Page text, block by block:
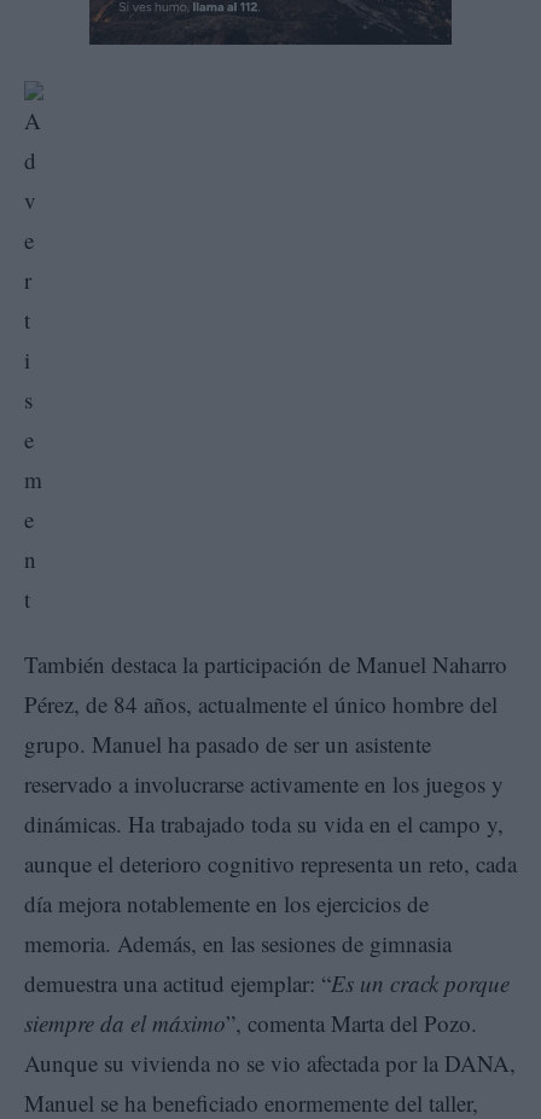
También destaca la participación de Manuel Naharro
Pérez, de 84 años, actualmente el único hombre del
grupo. Manuel ha pasado de ser un asistente
reservado a involucrarse activamente en los juegos y
dinámicas. Ha trabajado toda su vida en el campo y,
aunque el deterioro cognitivo representa un reto, cada
día mejora notablemente en los ejercicios de
memoria. Además, en las sesiones de gimnasia
demuestra una actitud ejemplar: “Es un crack porque
siempre da el máximo”, comenta Marta del Pozo.
Aunque su vivienda no se vio afectada por la DANA,
Manuel se ha beneficiado enormemente del taller,